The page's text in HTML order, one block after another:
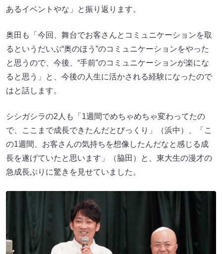
あるイベントやな」と振り返ります。
奥田も「今回、舞台でお客さんとコミュニケーションを取
るというだいぶ“奥のほう”のコミュニケーションをやった
と思うので、今後、“手前”のコミュニケーションが楽にな
ると思う」と、今後の人生に活かされる経験になったので
はと話します。
シシガシラの2人も「1週間でめちゃめちゃ変わってたの
で、ここまで成長できたんだとびっくり」（浜中）、「こ
の1週間、お客さんの気持ちを想像したんだなと感じる成
長を遂げていたと思います」（脇田）と、東大生の漫才の
急成長ぶりに驚きを見せていました。